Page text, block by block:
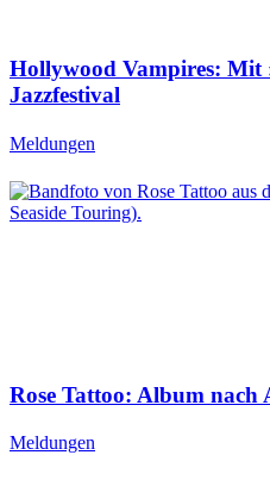
Hollywood Vampires: Mit
Jazzfestival
Meldungen
Rose Tattoo: Album nach
Meldungen